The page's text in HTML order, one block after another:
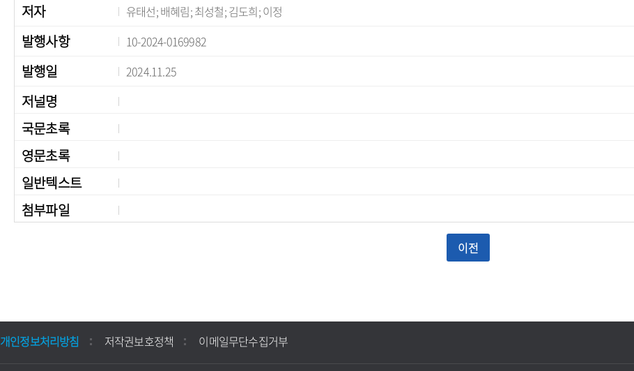
저자 유태선; 배혜림; 최성철; 김도희; 이정
발행사항 10-2024-0169982
발행일 2024.11.25
저널명
국문초록
영문초록
일반텍스트
첨부파일
개인정보처리방침 저작권보호정책 이메일무단수집거부